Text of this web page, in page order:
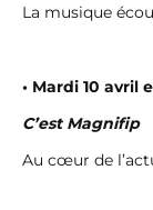
La musique
• Mardi 10 avril
C’est Magnifip
Au cœur de